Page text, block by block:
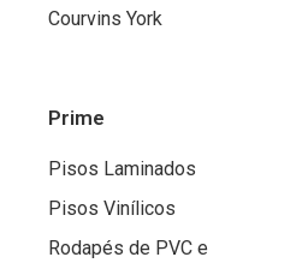
Courvins York
Prime
Pisos Laminados
Pisos Vinílicos
Rodapés de PVC e